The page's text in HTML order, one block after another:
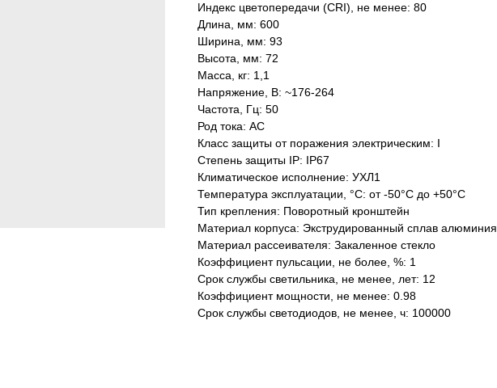
Индекс цветопередачи (CRI), не менее: 80
Длина, мм: 600
Ширина, мм: 93
Высота, мм: 72
Масса, кг: 1,1
Напряжение, В: ~176-264
Частота, Гц: 50
Род тока: AC
Класс защиты от поражения электрическим: I
Степень защиты IP: IP67
Климатическое исполнение: УХЛ1
Температура эксплуатации, °С: от -50°C до +50°C
Тип крепления: Поворотный кронштейн
Материал корпуса: Экструдированный сплав алюминия
Материал рассеивателя: Закаленное стекло
Коэффициент пульсации, не более, %: 1
Срок службы светильника, не менее, лет: 12
Коэффициент мощности, не менее: 0.98
Срок службы светодиодов, не менее, ч: 100000